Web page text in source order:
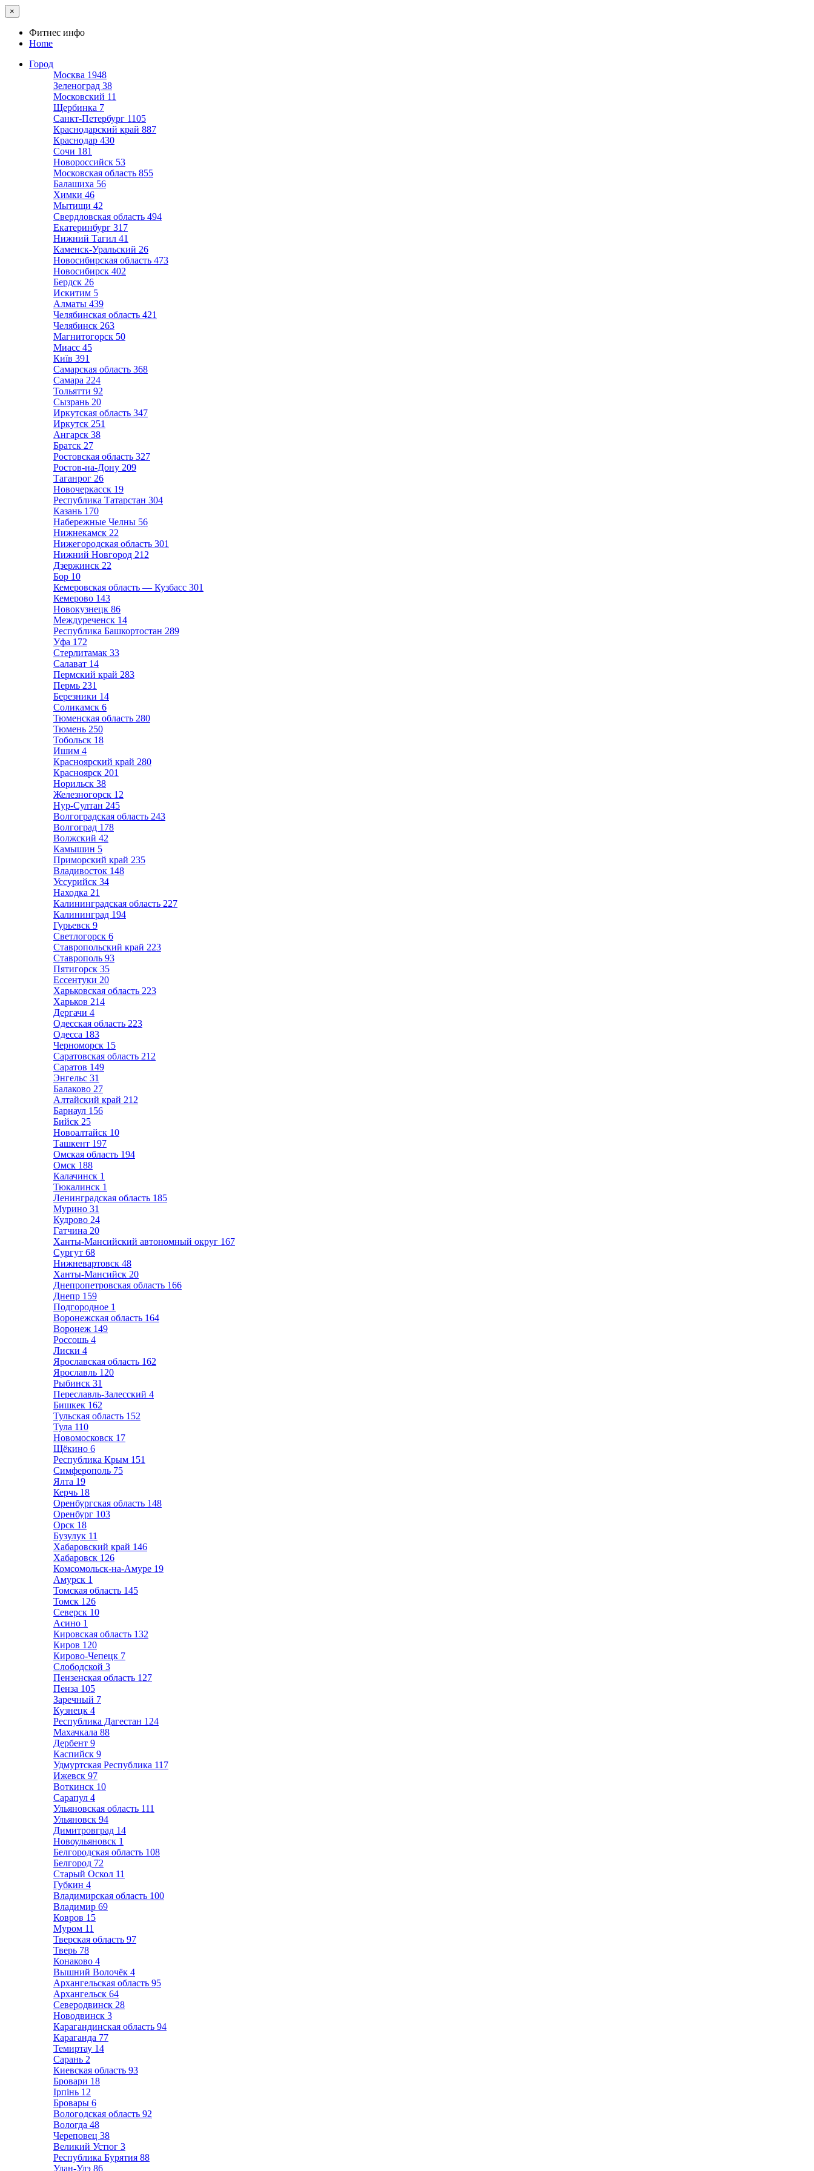
×
Фитнес инфо
Home
Город
Москва 1948
Зеленоград 38
Московский 11
Щербинка 7
Санкт-Петербург 1105
Краснодарский край 887
Краснодар 430
Сочи 181
Новороссийск 53
Московская область 855
Балашиха 56
Химки 46
Мытищи 42
Свердловская область 494
Екатеринбург 317
Нижний Тагил 41
Каменск-Уральский 26
Новосибирская область 473
Новосибирск 402
Бердск 26
Искитим 5
Алматы 439
Челябинская область 421
Челябинск 263
Магнитогорск 50
Миасс 45
Київ 391
Самарская область 368
Самара 224
Тольятти 92
Сызрань 20
Иркутская область 347
Иркутск 251
Ангарск 38
Братск 27
Ростовская область 327
Ростов-на-Дону 209
Таганрог 26
Новочеркасск 19
Республика Татарстан 304
Казань 170
Набережные Челны 56
Нижнекамск 22
Нижегородская область 301
Нижний Новгород 212
Дзержинск 22
Бор 10
Кемеровская область — Кузбасс 301
Кемерово 143
Новокузнецк 86
Междуреченск 14
Республика Башкортостан 289
Уфа 172
Стерлитамак 33
Салават 14
Пермский край 283
Пермь 231
Березники 14
Соликамск 6
Тюменская область 280
Тюмень 250
Тобольск 18
Ишим 4
Красноярский край 280
Красноярск 201
Норильск 38
Железногорск 12
Нур-Султан 245
Волгоградская область 243
Волгоград 178
Волжский 42
Камышин 5
Приморский край 235
Владивосток 148
Уссурийск 34
Находка 21
Калининградская область 227
Калининград 194
Гурьевск 9
Светлогорск 6
Ставропольский край 223
Ставрополь 93
Пятигорск 35
Ессентуки 20
Харьковская область 223
Харьков 214
Дергачи 4
Одесская область 223
Одесса 183
Черноморск 15
Саратовская область 212
Саратов 149
Энгельс 31
Балаково 27
Алтайский край 212
Барнаул 156
Бийск 25
Новоалтайск 10
Ташкент 197
Омская область 194
Омск 188
Калачинск 1
Тюкалинск 1
Ленинградская область 185
Мурино 31
Кудрово 24
Гатчина 20
Ханты-Мансийский автономный округ 167
Сургут 68
Нижневартовск 48
Ханты-Мансийск 20
Днепропетровская область 166
Днепр 159
Подгородное 1
Воронежская область 164
Воронеж 149
Россошь 4
Лиски 4
Ярославская область 162
Ярославль 120
Рыбинск 31
Переславль-Залесский 4
Бишкек 162
Тульская область 152
Тула 110
Новомосковск 17
Щёкино 6
Республика Крым 151
Симферополь 75
Ялта 19
Керчь 18
Оренбургская область 148
Оренбург 103
Орск 18
Бузулук 11
Хабаровский край 146
Хабаровск 126
Комсомольск-на-Амуре 19
Амурск 1
Томская область 145
Томск 126
Северск 10
Асино 1
Кировская область 132
Киров 120
Кирово-Чепецк 7
Слободской 3
Пензенская область 127
Пенза 105
Заречный 7
Кузнецк 4
Республика Дагестан 124
Махачкала 88
Дербент 9
Каспийск 9
Удмуртская Республика 117
Ижевск 97
Воткинск 10
Сарапул 4
Ульяновская область 111
Ульяновск 94
Димитровград 14
Новоульяновск 1
Белгородская область 108
Белгород 72
Старый Оскол 11
Губкин 4
Владимирская область 100
Владимир 69
Ковров 15
Муром 11
Тверская область 97
Тверь 78
Конаково 4
Вышний Волочёк 4
Архангельская область 95
Архангельск 64
Северодвинск 28
Новодвинск 3
Карагандинская область 94
Караганда 77
Темиртау 14
Сарань 2
Киевская область 93
Бровари 18
Ірпінь 12
Бровары 6
Вологодская область 92
Вологда 48
Череповец 38
Великий Устюг 3
Республика Бурятия 88
Улан-Удэ 86